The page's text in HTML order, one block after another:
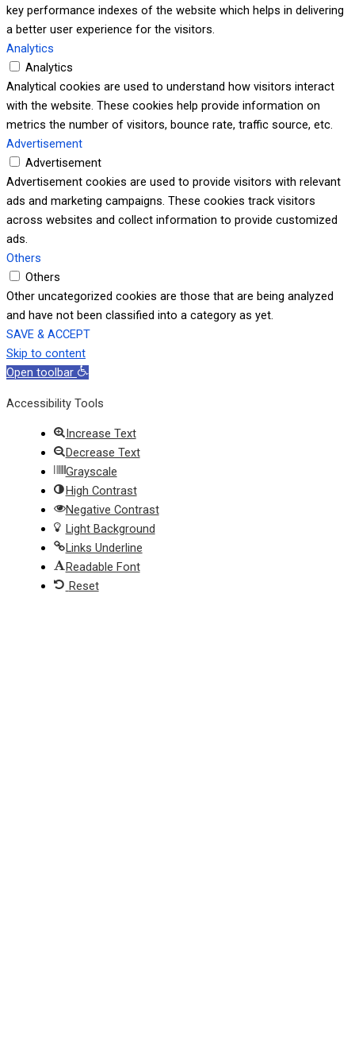
key performance indexes of the website which helps in delivering
a better user experience for the visitors.
Analytics
Analytics
Analytical cookies are used to understand how visitors interact
with the website. These cookies help provide information on
metrics the number of visitors, bounce rate, traffic source, etc.
Advertisement
Advertisement
Advertisement cookies are used to provide visitors with relevant
ads and marketing campaigns. These cookies track visitors
across websites and collect information to provide customized
ads.
Others
Others
Other uncategorized cookies are those that are being analyzed
and have not been classified into a category as yet.
SAVE & ACCEPT
Skip to content
Open toolbar
Accessibility Tools
Increase Text
Decrease Text
Grayscale
High Contrast
Negative Contrast
Light Background
Links Underline
Readable Font
Reset